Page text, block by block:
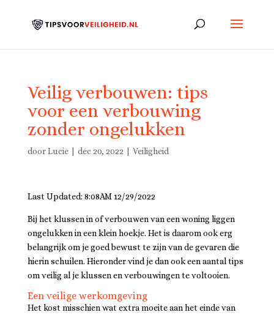
Veilig verbouwen: tips
voor een verbouwing
zonder ongelukken
doorLucie| dec 20, 2022 Veiligheid
Last Updated: 8:08AM 12/29/2022
Bij het klussen in of verbouwen van een woning liggen
ongelukken in een klein hoekje. Het is daarom ook erg
belangrijk om je goed bewust te zijn van de gevaren die
hierin schuilen. Hieronder vind je dan ook een aantal tips
om veilig al je klussen en verbouwingen te voltooien.
Een veilige werkomgeving
Het kost misschien wat extra moeite aan het einde van